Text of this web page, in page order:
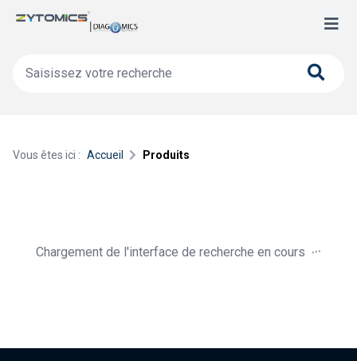
Vous êtes ici : Accueil Produits
Chargement de l'interface de recherche en cours ...